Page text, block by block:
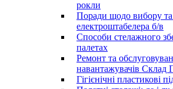
рокли
Поради щодо вибору та
електроштабелера б/в
Способи стелажного
палетах
Ремонт та
навантажувачів Склад
Гігієнічні пластикові